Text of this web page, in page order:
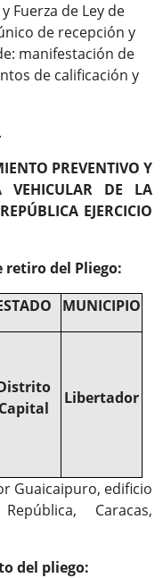
Fuerza de Ley de
de recepción y
manifestación de
de calificación y
PREVENTIVO Y
VEHICULAR DE LA
EJERCICIO
del Pliego:
MUNICIPIO
Capital
Libertador
Guaicaipuro, edificio
Caracas,
del pliego: